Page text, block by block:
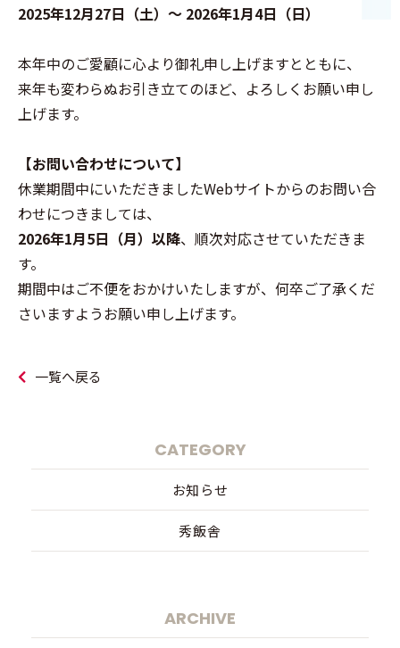
2025年12月27日（土）〜 2026年1月4日（日）
本年中のご愛顧に心より御礼申し上げますとともに、
来年も変わらぬお引き立てのほど、よろしくお願い申し
上げます。
【お問い合わせについて】
休業期間中にいただきましたWebサイトからのお問い合
わせにつきましては、
2026年1月5日（月）以降、順次対応させていただきま
す。
期間中はご不便をおかけいたしますが、何卒ご了承くだ
さいますようお願い申し上げます。
一覧へ戻る
CATEGORY
お知らせ
秀飯舎
ARCHIVE